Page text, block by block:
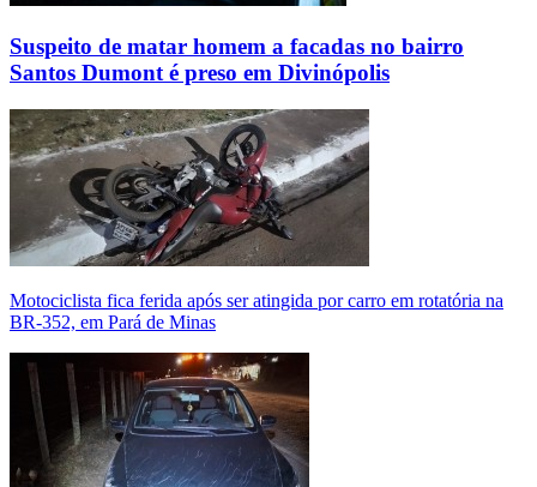
Suspeito de matar homem a facadas no bairro
Santos Dumont é preso em Divinópolis
Motociclista fica ferida após ser atingida por carro em rotatória na
BR-352, em Pará de Minas